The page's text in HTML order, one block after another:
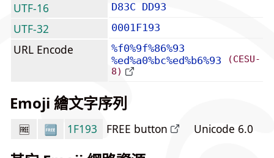
UTF-16 D83C DD93
UTF-32 0001F193
URL Encode
%f0%9f%86%93
%ed%a0%bc%ed%b6%93
(CESU-
8)
Emoji 繪文字序列
🆓 1F193 FREE button Unicode 6.0